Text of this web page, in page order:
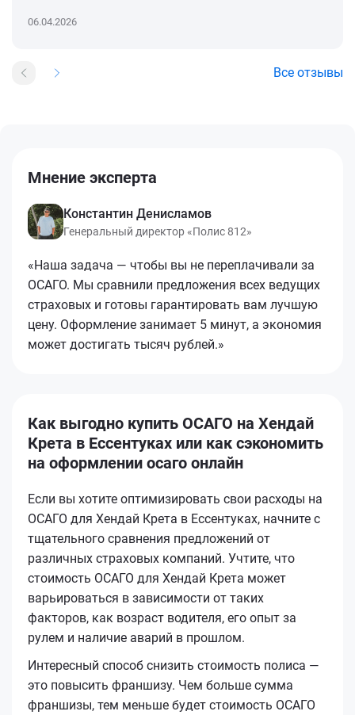
06.04.2026
Все отзывы
Мнение эксперта
Константин Денисламов
Генеральный директор «Полис 812»
«Наша задача — чтобы вы не переплачивали за
ОСАГО. Мы сравнили предложения всех ведущих
страховых и готовы гарантировать вам лучшую
цену. Оформление занимает 5 минут, а экономия
может достигать тысяч рублей.»
Как выгодно купить ОСАГО на Хендай
Крета в Ессентуках или как сэкономить
на оформлении осаго онлайн
Если вы хотите оптимизировать свои расходы на
ОСАГО для Хендай Крета в Ессентуках, начните с
тщательного сравнения предложений от
различных страховых компаний. Учтите, что
стоимость ОСАГО для Хендай Крета может
варьироваться в зависимости от таких
факторов, как возраст водителя, его опыт за
рулем и наличие аварий в прошлом.
Интересный способ снизить стоимость полиса —
это повысить франшизу. Чем больше сумма
франшизы, тем меньше будет стоимость ОСАГО